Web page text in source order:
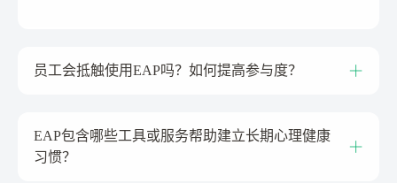
员工会抵触使用EAP吗？如何提高参与度？
EAP包含哪些工具或服务帮助建立长期心理健康
习惯？